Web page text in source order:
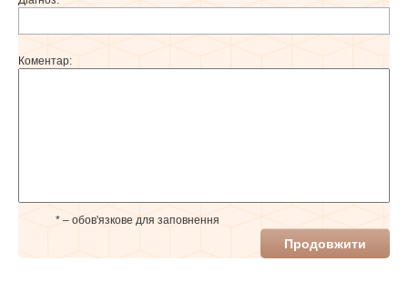
Коментар:
* – обов'язкове для заповнення
Продовжити